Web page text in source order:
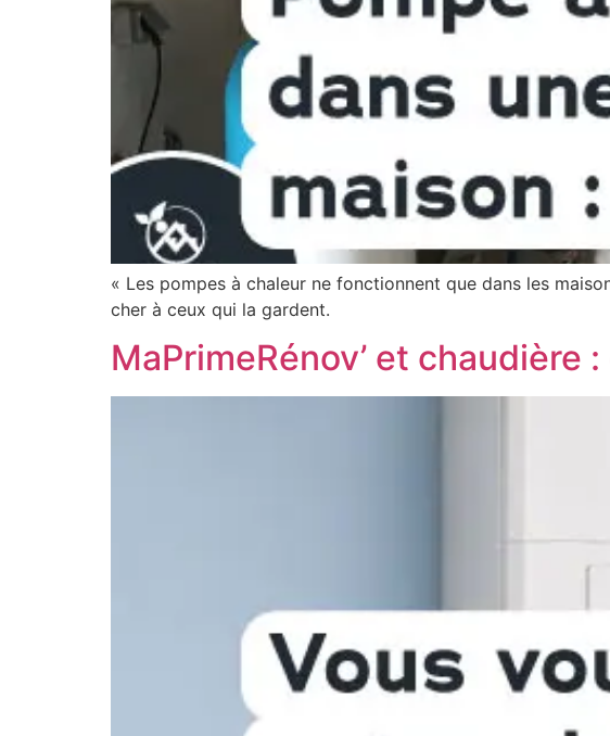
« Les pompes à chaleur ne fonctionnent que dans les
cher à ceux qui la gardent.
MaPrimeRénov’ et